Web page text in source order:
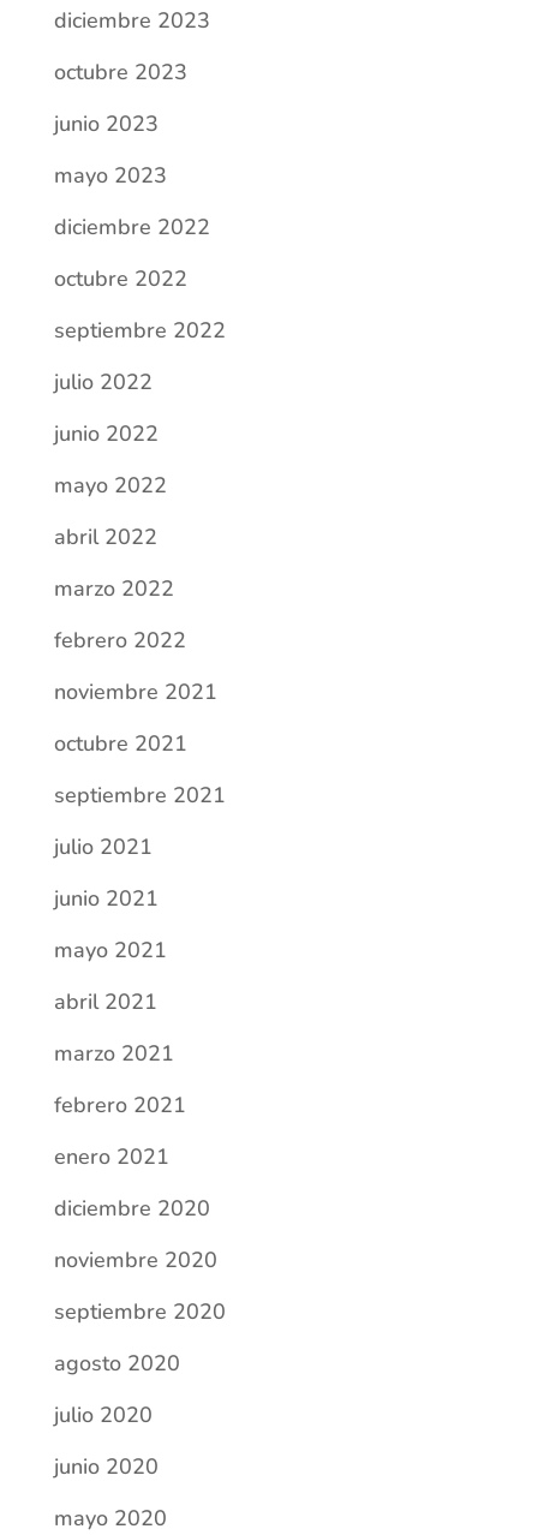
diciembre 2023
octubre 2023
junio 2023
mayo 2023
diciembre 2022
octubre 2022
septiembre 2022
julio 2022
junio 2022
mayo 2022
abril 2022
marzo 2022
febrero 2022
noviembre 2021
octubre 2021
septiembre 2021
julio 2021
junio 2021
mayo 2021
abril 2021
marzo 2021
febrero 2021
enero 2021
diciembre 2020
noviembre 2020
septiembre 2020
agosto 2020
julio 2020
junio 2020
mayo 2020